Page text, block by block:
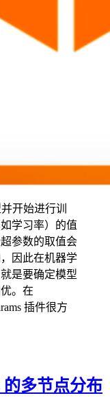
开始进行训
学习率）的值
参数的取值会
因此在机器学
是要确定模型
。在
插件很方
的多节点分布